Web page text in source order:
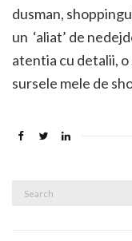
dusman,
un ‘aliat’ de
atentia cu detalii,
sursele mele de